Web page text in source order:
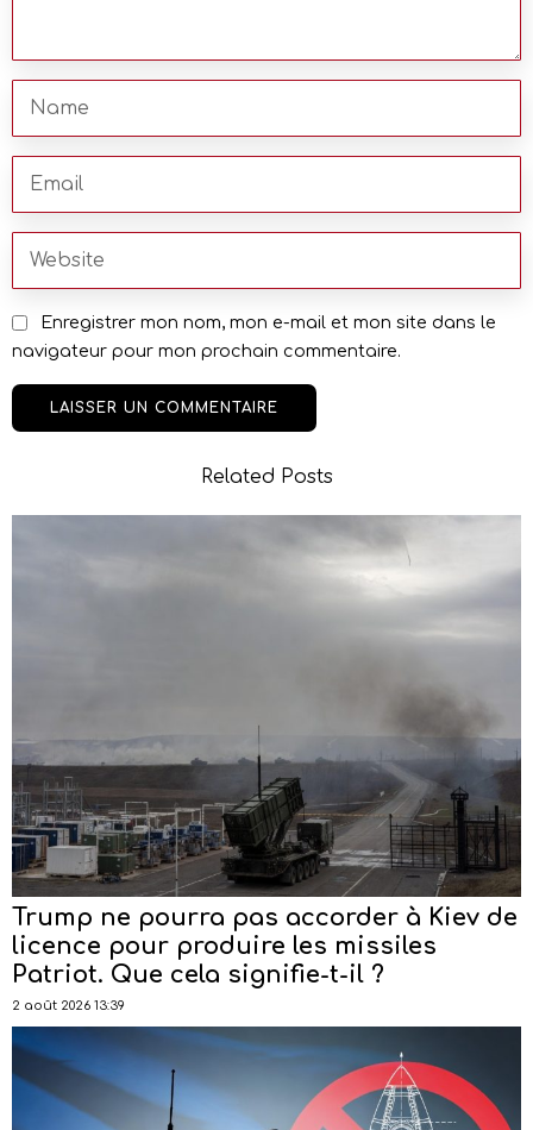
Enregistrer mon nom, mon e-mail et mon site dans le
navigateur pour mon prochain commentaire.
Related Posts
Trump ne pourra pas accorder à Kiev de
licence pour produire les missiles
Patriot. Que cela signifie-t-il ?
2 août 2026 13:39